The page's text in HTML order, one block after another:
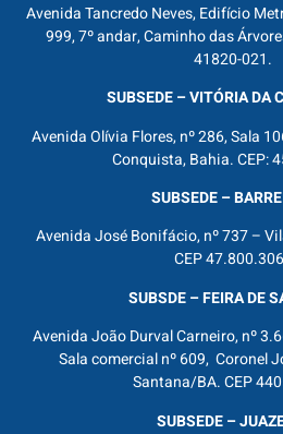
Avenida Tancredo Neves, Edifício
999, 7º andar, Caminho das
41820-021.
SUBSEDE – VITÓRIA DA
Avenida Olívia Flores, nº 286, Sala
Conquista, Bahia. CEP:
SUBSEDE –
Avenida José Bonifácio, nº 737 –
CEP
SUBSDE – FEIRA DE
Avenida João Durval Carneiro, nº
Sala comercial nº 609, Coronel
Santana/BA. CEP
SUBSEDE –